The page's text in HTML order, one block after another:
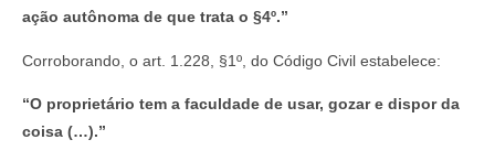
ação autônoma de que trata o §4º.”
Corroborando, o art. 1.228, §1º, do Código Civil estabelece:
“O proprietário tem a faculdade de usar, gozar e dispor da
coisa (…).”